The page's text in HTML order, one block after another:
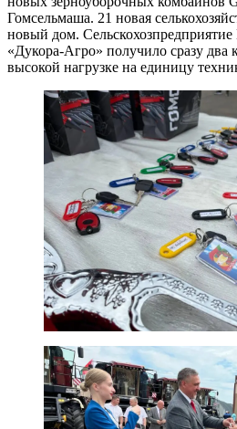
Гомсельмаша. 21 новая
новый дом.
«Дукора-Агро» получило сразу два
высокой нагрузке на единицу